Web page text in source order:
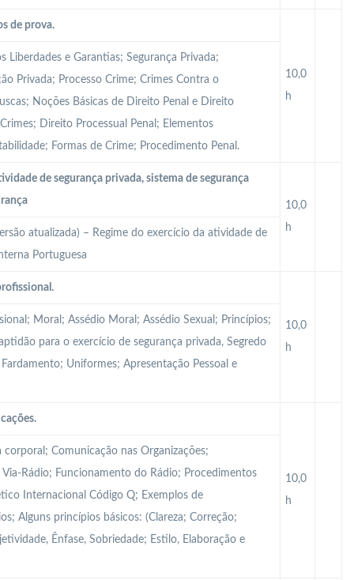
de prova.
10,0
h
Liberdades e Garantias; Segurança Privada;
Privada; Processo Crime; Crimes Contra o
Noções Básicas de Direito Penal e Direito
Direito Processual Penal; Elementos
Formas de Crime; Procedimento Penal.
de segurança privada, sistema de segurança
10,0
h
atualizada) – Regime do exercício da atividade de
Portuguesa
10,0
h
Moral; Assédio Moral; Assédio Sexual; Princípios;
para o exercício de segurança privada, Segredo
Uniformes; Apresentação Pessoal e
10,0
h
Comunicação nas Organizações;
Rádio; Funcionamento do Rádio; Procedimentos
Internacional Código Q; Exemplos de
Alguns princípios básicos: (Clareza; Correção;
Ênfase, Sobriedade; Estilo, Elaboração e